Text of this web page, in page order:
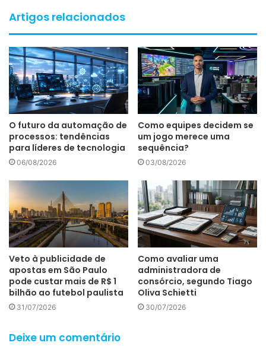
Artigos relacionados
O futuro da automação de
processos: tendências
para líderes de tecnologia
06/08/2026
Como equipes decidem se
um jogo merece uma
sequência?
03/08/2026
Veto à publicidade de
apostas em São Paulo
pode custar mais de R$ 1
bilhão ao futebol paulista
31/07/2026
Como avaliar uma
administradora de
consórcio, segundo Tiago
Oliva Schietti
30/07/2026
Deixe um comentário